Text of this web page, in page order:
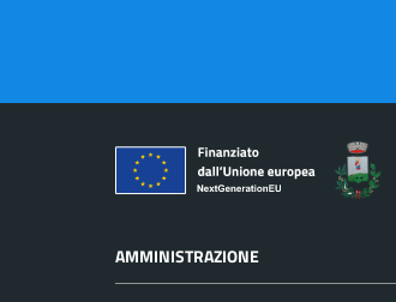
AMMINISTRAZIONE